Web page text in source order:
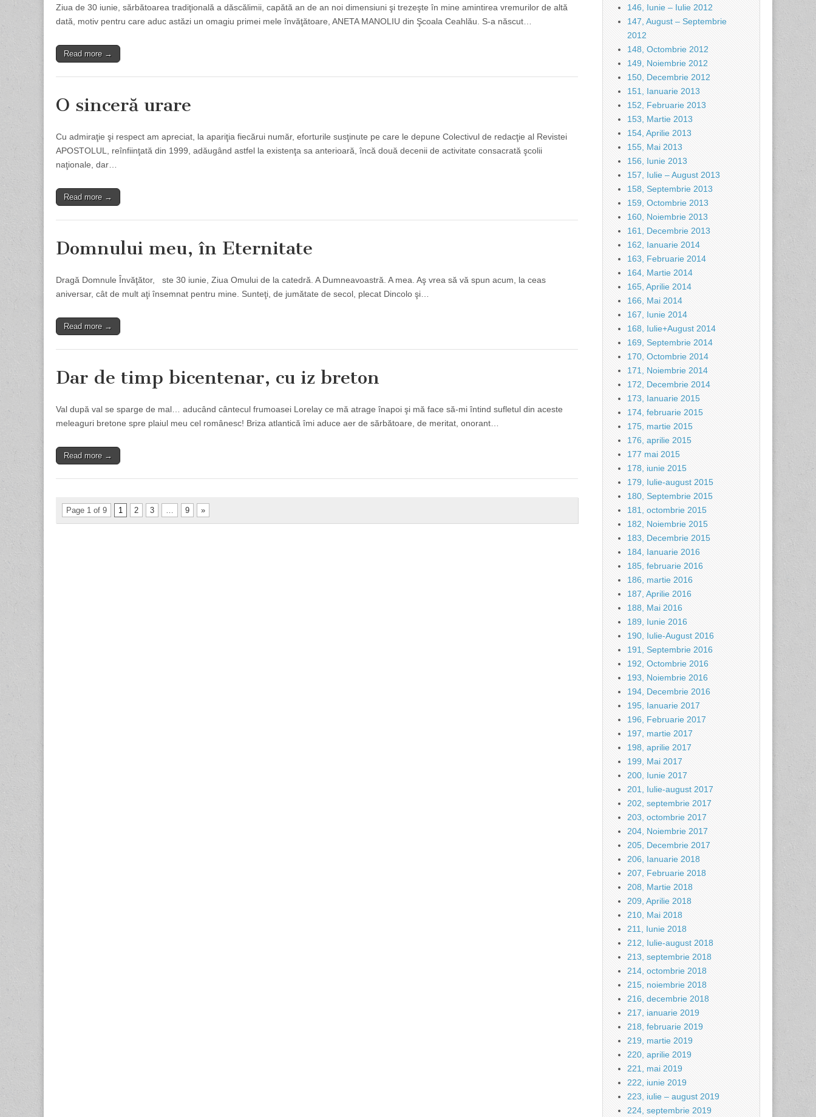
Ziua de 30 iunie, sărbătoarea tradiţională a dăscălimii, capătă an de an noi dimensiuni şi trezeşte în mine amintirea vremurilor de altă
dată, motiv pentru care aduc astăzi un omagiu primei mele învăţătoare, ANETA MANOLIU din Şcoala Ceahlău. S-a născut…
Read more →
O sinceră urare
Cu admiraţie şi respect am apreciat, la apariţia fiecărui număr, eforturile susţinute pe care le depune Colectivul de redacţie al Revistei
APOSTOLUL, reînfiinţată din 1999, adăugând astfel la existenţa sa anterioară, încă două decenii de activitate consacrată şcolii
naţionale, dar…
Read more →
Domnului meu, în Eternitate
Dragă Domnule Învăţător, ste 30 iunie, Ziua Omului de la catedră. A Dumneavoastră. A mea. Aş vrea să vă spun acum, la ceas
aniversar, cât de mult aţi însemnat pentru mine. Sunteţi, de jumătate de secol, plecat Dincolo şi…
Read more →
Dar de timp bicentenar, cu iz breton
Val după val se sparge de mal… aducând cântecul frumoasei Lorelay ce mă atrage înapoi şi mă face să-mi întind sufletul din aceste
meleaguri bretone spre plaiul meu cel românesc! Briza atlantică îmi aduce aer de sărbătoare, de meritat, onorant…
Read more →
Page 1 of 9 1 2 3 … 9 »
146, Iunie – Iulie 2012
147, August – Septembrie
2012
148, Octombrie 2012
149, Noiembrie 2012
150, Decembrie 2012
151, Ianuarie 2013
152, Februarie 2013
153, Martie 2013
154, Aprilie 2013
155, Mai 2013
156, Iunie 2013
157, Iulie – August 2013
158, Septembrie 2013
159, Octombrie 2013
160, Noiembrie 2013
161, Decembrie 2013
162, Ianuarie 2014
163, Februarie 2014
164, Martie 2014
165, Aprilie 2014
166, Mai 2014
167, Iunie 2014
168, Iulie+August 2014
169, Septembrie 2014
170, Octombrie 2014
171, Noiembrie 2014
172, Decembrie 2014
173, Ianuarie 2015
174, februarie 2015
175, martie 2015
176, aprilie 2015
177 mai 2015
178, iunie 2015
179, Iulie-august 2015
180, Septembrie 2015
181, octombrie 2015
182, Noiembrie 2015
183, Decembrie 2015
184, Ianuarie 2016
185, februarie 2016
186, martie 2016
187, Aprilie 2016
188, Mai 2016
189, Iunie 2016
190, Iulie-August 2016
191, Septembrie 2016
192, Octombrie 2016
193, Noiembrie 2016
194, Decembrie 2016
195, Ianuarie 2017
196, Februarie 2017
197, martie 2017
198, aprilie 2017
199, Mai 2017
200, Iunie 2017
201, Iulie-august 2017
202, septembrie 2017
203, octombrie 2017
204, Noiembrie 2017
205, Decembrie 2017
206, Ianuarie 2018
207, Februarie 2018
208, Martie 2018
209, Aprilie 2018
210, Mai 2018
211, Iunie 2018
212, Iulie-august 2018
213, septembrie 2018
214, octombrie 2018
215, noiembrie 2018
216, decembrie 2018
217, ianuarie 2019
218, februarie 2019
219, martie 2019
220, aprilie 2019
221, mai 2019
222, iunie 2019
223, iulie – august 2019
224, septembrie 2019